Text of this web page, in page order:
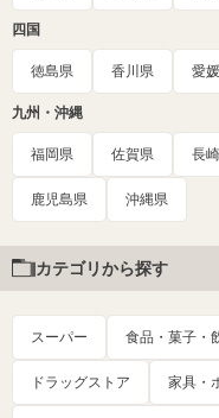
四国
徳島県 香川県 愛
九州・沖縄
福岡県 佐賀県 長
鹿児島県 沖縄県
カテゴリから探す
スーパー 食品・菓子・
ドラッグストア 家具・